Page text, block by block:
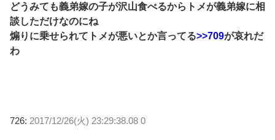
どうみても義弟嫁の子が沢山食べるからトメが義弟嫁に相
談しただけなのにね
煽りに乗せられてトメが悪いとか言ってる>>709が哀れだ
わ
726: 2017/12/26(火) 23:29:38.08 0